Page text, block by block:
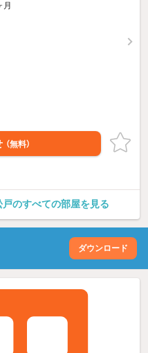
月
（無料）
のすべての部屋を見る
ダウンロード